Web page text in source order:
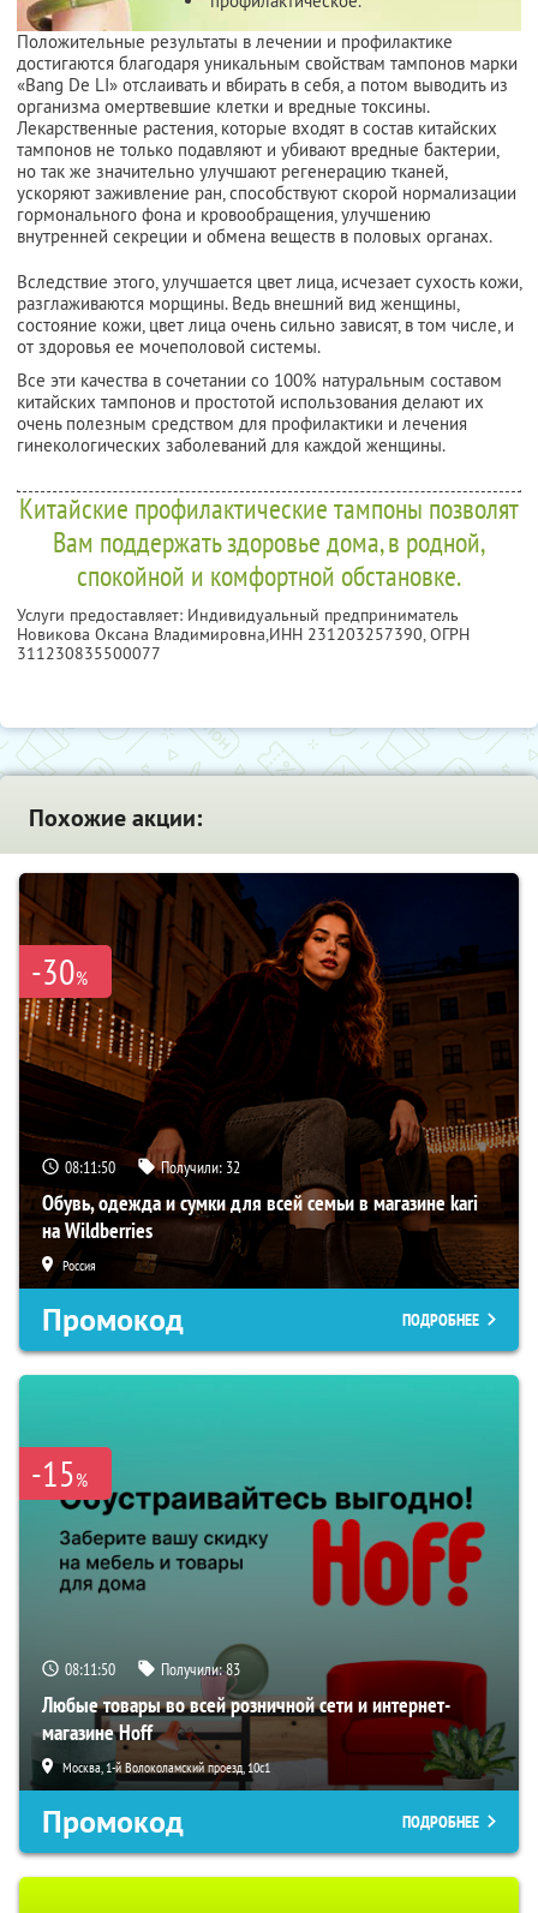
Положительные результаты в лечении и профилактике
достигаются благодаря уникальным свойствам тампонов марки
«Bang De LI» отслаивать и вбирать в себя, а потом выводить из
организма омертвевшие клетки и вредные токсины.
Лекарственные растения, которые входят в состав китайских
тампонов не только подавляют и убивают вредные бактерии,
но так же значительно улучшают регенерацию тканей,
ускоряют заживление ран, способствуют скорой нормализации
гормонального фона и кровообращения, улучшению
внутренней секреции и обмена веществ в половых органах.
Вследствие этого, улучшается цвет лица, исчезает сухость кожи,
разглаживаются морщины. Ведь внешний вид женщины,
состояние кожи, цвет лица очень сильно зависят, в том числе, и
от здоровья ее мочеполовой системы.
Все эти качества в сочетании со 100% натуральным составом
китайских тампонов и простотой использования делают их
очень полезным средством для профилактики и лечения
гинекологических заболеваний для каждой женщины.
Китайские профилактические тампоны позволят
Вам поддержать здоровье дома, в родной,
спокойной и комфортной обстановке.
Услуги предоставляет: Индивидуальный предприниматель
Новикова Оксана Владимировна,ИНН 231203257390, ОГРН
311230835500077
Похожие акции:
-30%
08:11:49 Получили: 32
Обувь, одежда и сумки для всей семьи в магазине kari
на Wildberries
Россия
Промокод ПОДРОБНЕЕ
-15%
08:11:49 Получили:83
Любые товары во всей розничной сети и интернет-
магазине Hoff
Москва, 1-й Волоколамский проезд, 10с1
Промокод ПОДРОБНЕЕ